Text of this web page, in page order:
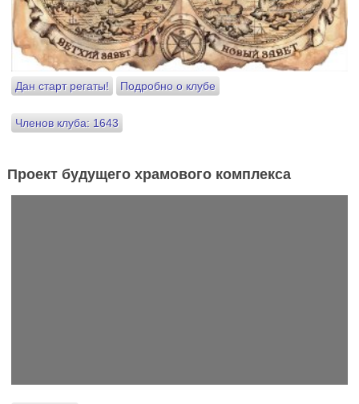
Дан старт регаты! Подробно о клубе
Членов клуба: 1643
Проект будущего храмового комплекса